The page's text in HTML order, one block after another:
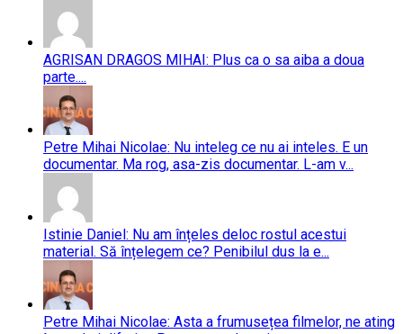
AGRISAN DRAGOS MIHAI: Plus ca o sa aiba a doua
parte....
Petre Mihai Nicolae: Nu inteleg ce nu ai inteles. E un
documentar. Ma rog, asa-zis documentar. L-am v...
Istinie Daniel: Nu am înțeles deloc rostul acestui
material. Să înțelegem ce? Penibilul dus la e...
Petre Mihai Nicolae: Asta a frumusețea filmelor, ne ating